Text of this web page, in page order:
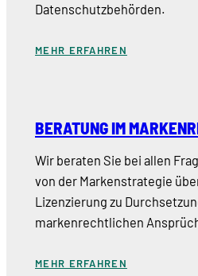
Datenschutzbehörden.
MEHR ERFAHREN
BERATUNG IM
Wir beraten Sie bei allen
von der Markenstrategie
Lizenzierung zu
markenrechtlichen
MEHR ERFAHREN